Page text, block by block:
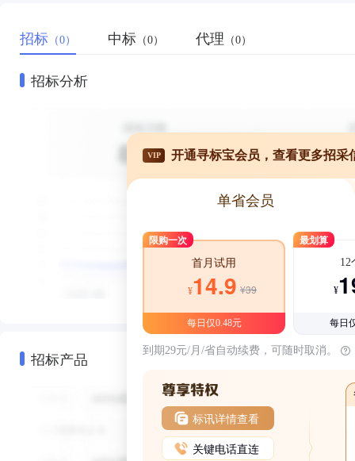
招标 （0） 中标 （0） 代理 （0）
招标分析
招标产品
VIP 开通寻标宝会员，查看更多招采
单省会员
限购一次
首月试用
¥14.9 ¥39
每日仅0.48元
最划算
12
¥
每日
到期29元/月/省自动续费，可随时取消。
标讯详情查看
关键电话直连